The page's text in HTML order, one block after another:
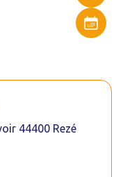
Agenda
44400 Rezé